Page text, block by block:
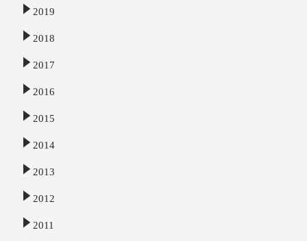
2019
2018
2017
2016
2015
2014
2013
2012
2011